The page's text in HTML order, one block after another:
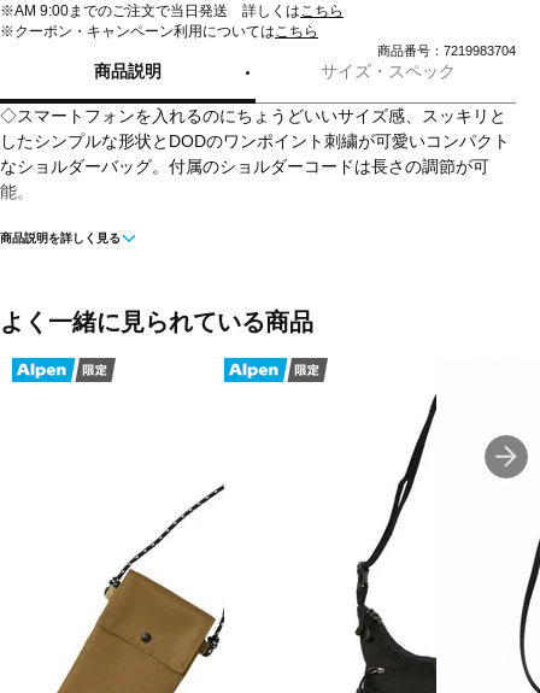
※AM 9:00までのご注文で当日発送 詳しくはこちら
※クーポン・キャンペーン利用についてはこちら
商品番号：7219983704
商品説明 サイズ・スペック
◇スマートフォンを入れるのにちょうどいいサイズ感、スッキリと
したシンプルな形状とDODのワンポイント刺繍が可愛いコンパクト
なショルダーバッグ。付属のショルダーコードは長さの調節が可
能。
■カラー：BL
※ブラウザやお使いのモニター環境により、掲載画像と実際の商品
の色味が若干異なる場合がございます。
■メーカー型番：BA125
商品説明を詳しく見る
よく一緒に見られている商品